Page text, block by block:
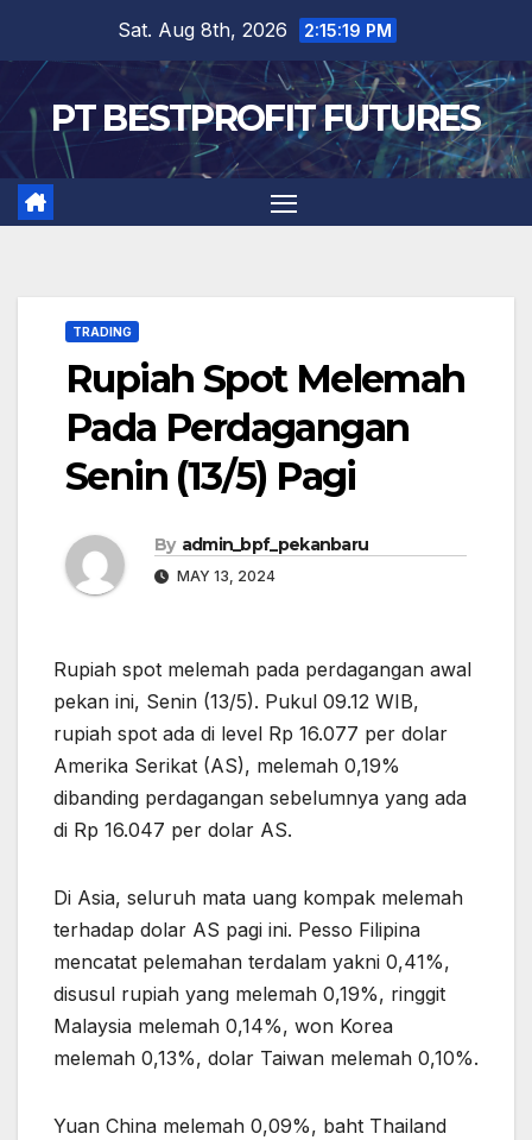
content
Sat. Aug 8th, 2026 2:15:19 PM
PT BESTPROFIT FUTURES
TRADING
Rupiah Spot Melemah
Pada Perdagangan
Senin (13/5) Pagi
By admin_bpf_pekanbaru
MAY 13, 2024
Rupiah spot melemah pada perdagangan awal
pekan ini, Senin (13/5). Pukul 09.12 WIB,
rupiah spot ada di level Rp 16.077 per dolar
Amerika Serikat (AS), melemah 0,19%
dibanding perdagangan sebelumnya yang ada
di Rp 16.047 per dolar AS.
Di Asia, seluruh mata uang kompak melemah
terhadap dolar AS pagi ini. Pesso Filipina
mencatat pelemahan terdalam yakni 0,41%,
disusul rupiah yang melemah 0,19%, ringgit
Malaysia melemah 0,14%, won Korea
melemah 0,13%, dolar Taiwan melemah 0,10%.
Yuan China melemah 0,09%, baht Thailand